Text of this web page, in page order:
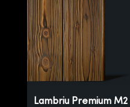
Lambriu Premium M2